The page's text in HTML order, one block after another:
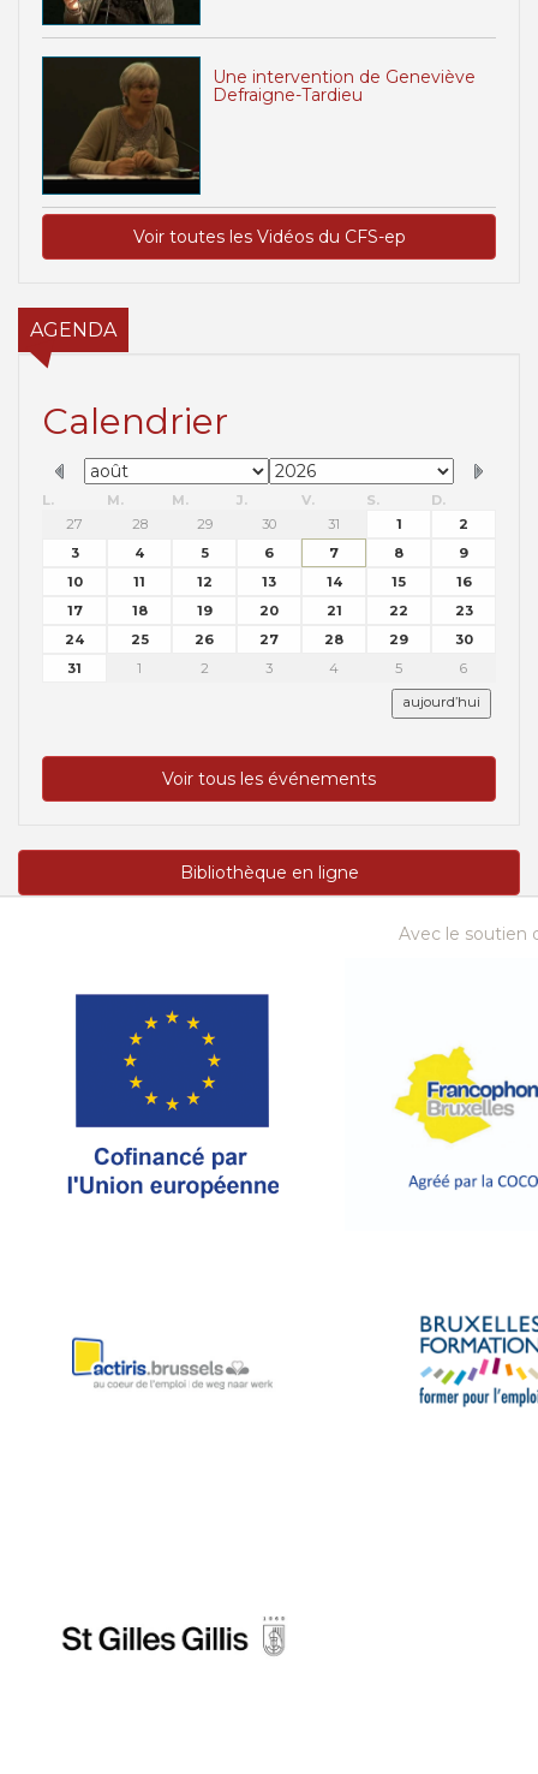
Une intervention de Geneviève
Defraigne-Tardieu
Voir toutes les Vidéos du CFS-ep
AGENDA
Calendrier
L. M. M. J. V. S.
D.
27
28 29 30 31 1
2
3
4 5 6 7 8
9
10
11 12 13 14 15
16
17
18 19 20 21 22
23
24
25 26 27 28 29
30
31
1 2 3 4 5 6
aujourd’hui
Voir tous les événements
Bibliothèque en ligne
Avec le soutien